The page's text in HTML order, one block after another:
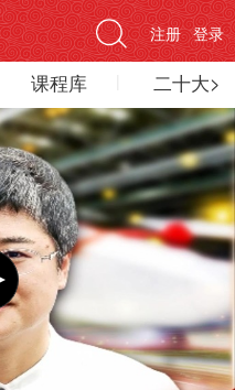
登录
注册
课程库 二十大>